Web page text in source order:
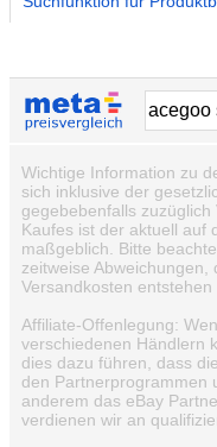
Wichtige Information zu
sich inklusive der
gegebebenfalls
Kaufes ist der aktuell auf
maßgeblich. Bitte
zeitweise
Versandkosten entstehen
Affiliate-Offenlegung:
verschiedenen Händlern
dies dazu führen, dass
den Partnerprogrammen
anderem das eBay
verdienen wir an